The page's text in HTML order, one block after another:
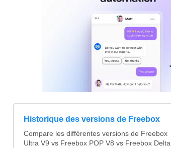
Historique des versions de Freebox
Compare les différentes versions de Freebox
Ultra V9 vs Freebox POP V8 vs Freebox Delta